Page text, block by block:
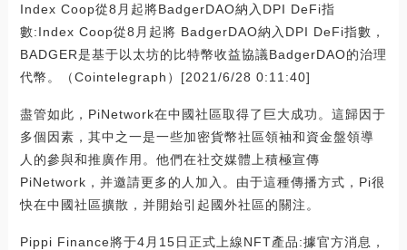
Index Coop從8月起將BadgerDAO納入DPI DeFi指
數:Index Coop從8月起將 BadgerDAO納入DPI DeFi指數，
BADGER是基于以太坊的比特幣收益協議BadgerDAO的治理
代幣。（Cointelegraph）[2021/6/28 0:11:40]
盡管如此，PiNetwork在中國社區取得了巨大成功。這歸因于
多個因素，其中之一是一些加密貨幣社區領袖和資金盤領導
人的參與和推廣作用。他們在社交媒體上積極宣傳
PiNetwork，并邀請更多的人加入。由于這種傳播方式，Pi很
快在中國社區擴散，并開始引起國外社區的關注。
Pippi Finance將于4月15日正式上線NFT產品:據官方消息，